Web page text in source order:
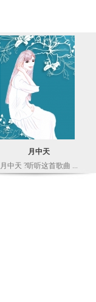
月中天
月中天 ?听听这首歌曲 ...